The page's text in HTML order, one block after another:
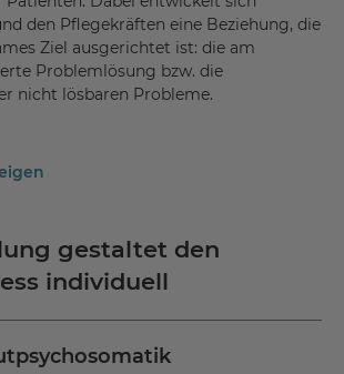
den Pflegekräften eine Beziehung, die
Ziel ausgerichtet ist: die am
Problemlösung bzw. die
nicht lösbaren Probleme.
hält diesen Prozess schriftlich
überprüft und aktuell gehalten.
(nur zu Beginn:
Ressourcen beschreiben
gestaltet den
individuell